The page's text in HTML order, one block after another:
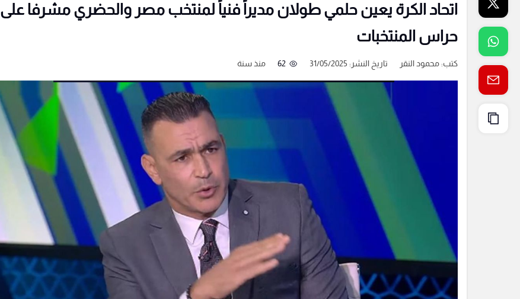
اتحاد الكرة يعين حلمي طولان مديراً فنياً لمنتخب مصر والحضري مشرفا على
حراس المنتخبات
كتب:محمود النقر تاريخ النشر: 31/05/2025 62 منذ سنة